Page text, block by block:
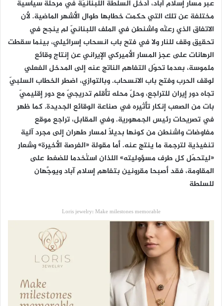
عبر مسار إسلام آباد، أدخل السلطة اللبنانيّة في مرحلة سياسية
مختلفة عن تلك التي حكمت خطابها طوال الأشهر الماضية. لأن
الاتفاق الذي رعتْه واشنطن في الملف اللبنانيّ لم ينجح في
تحقيق وقف للنار ولا في فتح باب انسحاب إسرائيلي، بينما سقطت
الرهانات على عجز المسار الأميركي الإيراني عن إنتاج وقائع
ملموسة، بعدما تحوّل التفاهم الناتج عنه إلى المدخل الفعلي
لوقف الحرب وفتح باب الانسحاب. وبالتوازي، اضطر الخطاب السلبيّ
تجاه دور إيران للتراجع، وحلّ محله تأقلم تدريجيّ مع دور إقليميّ
بات من الصعب إنكار تأثيره في صناعة الوقائع الجديدة. كما ظهر
في تصريحات رئيس الجمهورية. وفي المقابل، تراجع موقع
مفاوضات واشنطن من كونها بديلاً لمسار طهران إلى مجرد آلية
تنفيذية لترجمة ما ينتج عنه. أما مقولة «الفرصة الأخيرة» وشعار
«ليتحمّل كل طرف مسؤوليته» اللذان استُخدما للضغط على
المقاومة، فقد أصبحا مقرونين بتفاهم إسلام آباد ويوجَّهان
للسلطة
Loris jewelry: Make milestones memorable